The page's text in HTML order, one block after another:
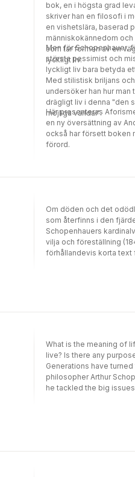
bok, en i högsta grad
skriver han en filosofi i
en vishetslära, baserad
människokännedom
som tar formen av en
lyckligt liv.
Men för Schopenhauer,
största pessimist och
lyckligt liv bara betyda
Med stilistisk briljans
undersöker han hur man
drägligt liv i denna "den
möjliga världar".
Här presenteras
en ny översättning av
också har försett boken
förord.
Om döden och det
som återfinns i den
Schopenhauers
vilja och föreställning
förhållandevis korta text
finns inte med i Efraim
av Världen som vilja och
översättningen är gjord
utgåvan.
What is the meaning of
live? Is there any
Generations have
philosopher Arthur
he tackled the big
place, and that it was